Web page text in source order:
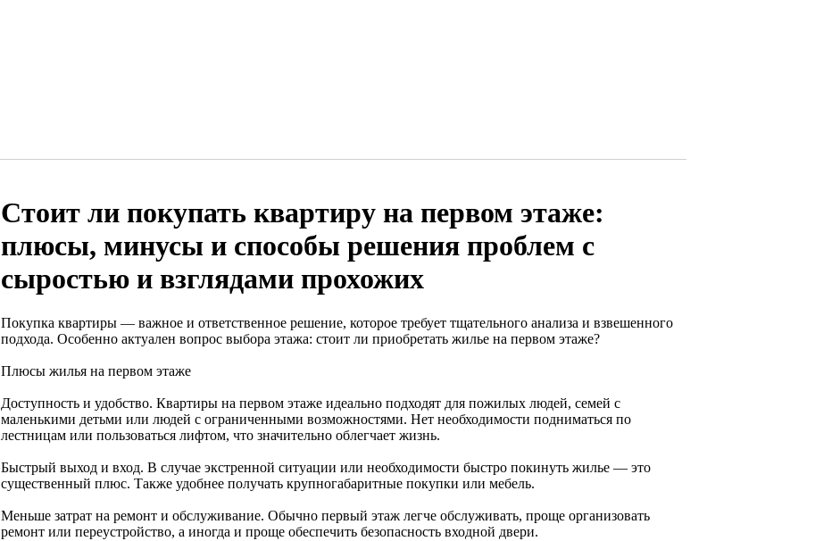
Стоит ли покупать квартиру на первом этаже:
плюсы, минусы и способы решения проблем с
сыростью и взглядами прохожих
Покупка квартиры — важное и ответственное решение, которое требует тщательного анализа и взвешенного
подхода. Особенно актуален вопрос выбора этажа: стоит ли приобретать жилье на первом этаже?
Плюсы жилья на первом этаже
Доступность и удобство. Квартиры на первом этаже идеально подходят для пожилых людей, семей с
маленькими детьми или людей с ограниченными возможностями. Нет необходимости подниматься по
лестницам или пользоваться лифтом, что значительно облегчает жизнь.
Быстрый выход и вход. В случае экстренной ситуации или необходимости быстро покинуть жилье — это
существенный плюс. Также удобнее получать крупногабаритные покупки или мебель.
Меньше затрат на ремонт и обслуживание. Обычно первый этаж легче обслуживать, проще организовать
ремонт или переустройство, а иногда и проще обеспечить безопасность входной двери.